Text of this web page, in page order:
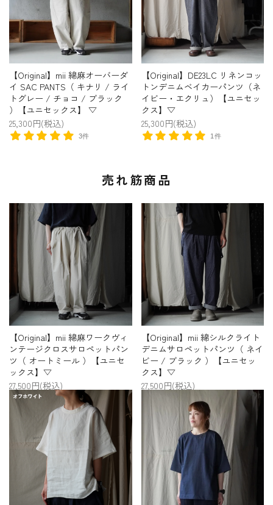
【Original】mii 綿麻オーバーダ
イ SAC PANTS（ キナリ / ライ
トグレー / チョコ / ブラック
）【ユニセックス】 ▽
25,300円(税込)
3件
【Original】DE23LC リネンコッ
トンデニムベイカーパンツ（ネ
イビー・エクリュ）【ユニセッ
クス】▽
25,300円(税込)
1件
売れ筋商品
【Original】mii 綿麻ワークヴィ
ンテージクロスサロペットパン
ツ（ オートミール ）【ユニセ
ックス】▽
27,500円(税込)
【Original】mii 綿シルクライト
デニムサロペットパンツ（ ネイ
ビー / ブラック ）【ユニセッ
クス】▽
27,500円(税込)